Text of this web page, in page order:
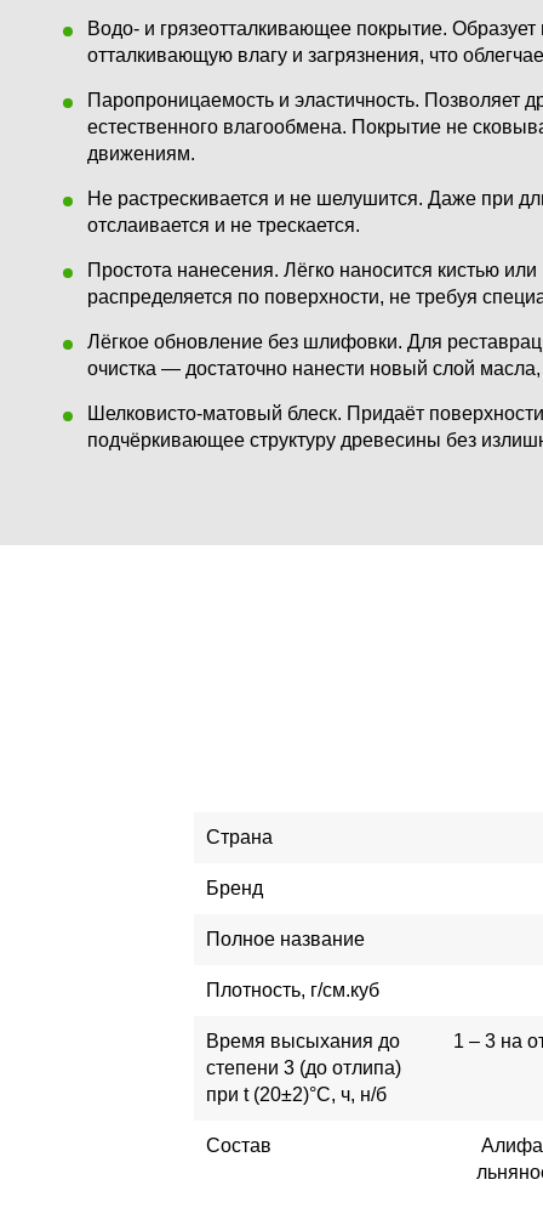
Водо- и грязеотталкивающее покрытие. Образует
отталкивающую влагу и загрязнения, что
Паропроницаемость и эластичность. Позволяет
естественного влагообмена. Покрытие не
движениям.
Не растрескивается и не шелушится. Даже при
отслаивается и не трескается.
Простота нанесения. Лёгко наносится кистью
распределяется по поверхности, не требуя
Лёгкое обновление без шлифовки. Для
очистка — достаточно нанести новый слой
Шелковисто-матовый блеск. Придаёт
подчёркивающее структуру древесины без
Страна
Бренд
Полное название
Плотность, г/см.куб
Время высыхания до
степени 3 (до отлипа)
при t (20±2)°С, ч, н/б
1 – 3 на
Состав